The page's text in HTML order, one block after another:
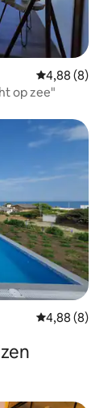
Gemiddelde
4,88 (8)
op zee"
Gemiddelde
4,88 (8)